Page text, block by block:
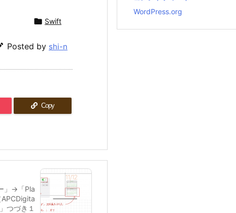
 Swift
Posted by shi-n
Copy
」→「Pla
つづき１
WordPress.org